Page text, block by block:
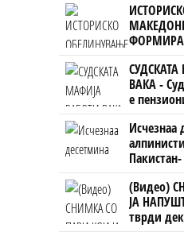
СУДСКАТА МАФИЈА РАБОТИ
ВАКА -
е
откако
на
Исчезнаа
Непалец
(Видео)
ЈА
тврди